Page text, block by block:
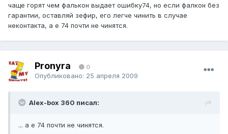
чаще горят чем фалькон выдает ошибку74, но если фалкон без
гарантии, оставляй зефир, его легче чинить в случае
неконтакта, а е 74 почти не чинятся.
Pronyra 0
Опубликовано: 25 апреля 2009
Alex-box 360 писал:
... а е 74 почти не чинятся.